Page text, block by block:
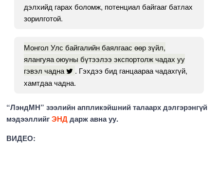
дэлхийд гарах боломж, потенциал байгааг батлах
зорилготой.
Монгол Улс байгалийн баялгаас өөр зүйл,
ялангуяа оюуны бүтээлээ экспортолж чадах уу
гэвэл чадна
. Гэхдээ бид ганцаараа чадахгүй,
хамтдаа чадна.
“ЛэндМН” зээлийн аппликэйшний талаарх дэлгэрэнгүй
мэдээллийгЭНДдарж авна уу.
ВИДЕО: